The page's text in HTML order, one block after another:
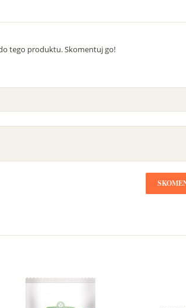
tego produktu. Skomentuj go!